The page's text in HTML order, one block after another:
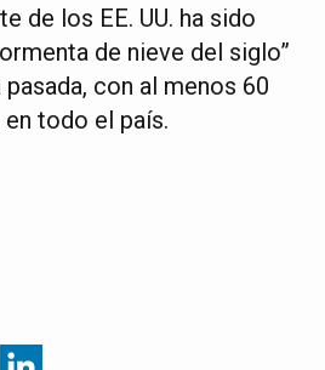
de los EE. UU. ha sido
de nieve del siglo”
con al menos 60
todo el país.